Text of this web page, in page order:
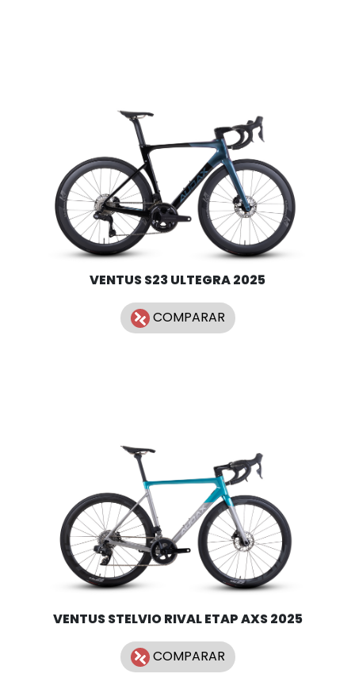
VENTUS S23 ULTEGRA 2025
COMPARAR
VENTUS STELVIO RIVAL ETAP AXS 2025
COMPARAR